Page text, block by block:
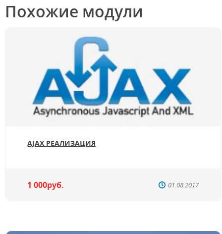
Похожие модули
AJAX РЕАЛИЗАЦИЯ
1 000руб. 01.08.2017